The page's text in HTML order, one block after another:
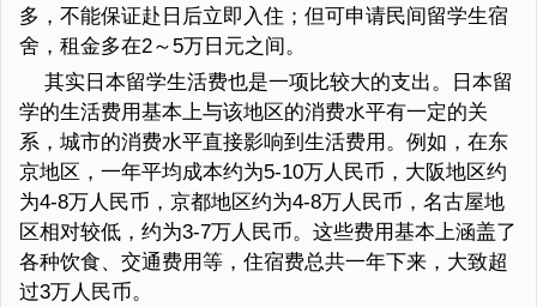
多，不能保证赴日后立即入住；但可申请民间留学生宿
舍，租金多在2～5万日元之间。
其实日本留学生活费也是一项比较大的支出。日本留
学的生活费用基本上与该地区的消费水平有一定的关
系，城市的消费水平直接影响到生活费用。例如，在东
京地区，一年平均成本约为5-10万人民币，大阪地区约
为4-8万人民币，京都地区约为4-8万人民币，名古屋地
区相对较低，约为3-7万人民币。这些费用基本上涵盖了
各种饮食、交通费用等，住宿费总共一年下来，大致超
过3万人民币。